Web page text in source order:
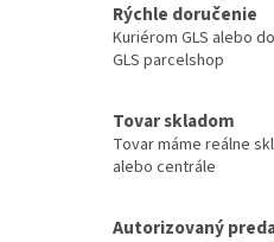
Rýchle doručenie
Kuriérom GLS alebo
GLS parcelshop
Tovar skladom
Tovar máme reálne
alebo centrále
Autorizovaný